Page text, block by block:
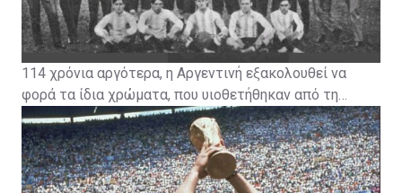
114 χρόνια αργότερα, η Αργεντινή εξακολουθεί να
φορά τα ίδια χρώματα, που υιοθετήθηκαν από τη
σημαία της, η οποία ήταν το αποτέλεσμα μιας σειράς
πολιτικών, θρησκευτικών και καλλιτεχνικών
εξελίξεων. Μια μακρά ιστορία για μια από τις πιο
εμβληματικές στολές ποδοσφαίρου.